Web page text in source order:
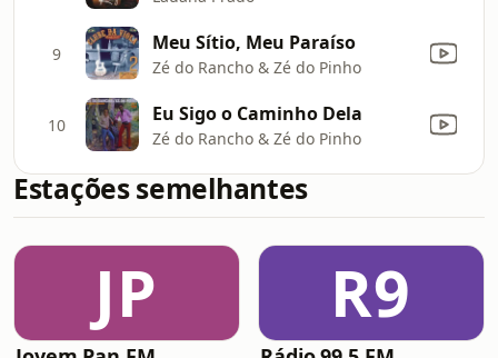
9 Meu Sítio, Meu Paraíso
Zé do Rancho & Zé do Pinho
10 Eu Sigo o Caminho Dela
Zé do Rancho & Zé do Pinho
Estações semelhantes
JP R9